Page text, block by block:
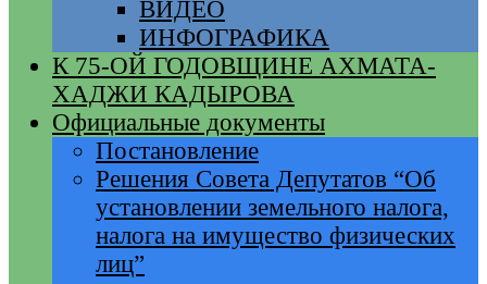
ВИДЕО
ИНФОГРАФИКА
К 75-ОЙ ГОДОВЩИНЕ АХМАТА-
ХАДЖИ КАДЫРОВА
Официальные документы
Постановление
Решения Совета Депутатов “Об
установлении земельного налога,
налога на имущество физических
лиц”